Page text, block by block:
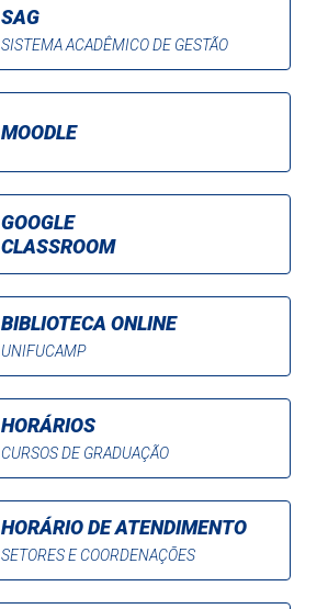
SAG
SISTEMA ACADÊMICO DE GESTÃO
MOODLE
GOOGLE
CLASSROOM
BIBLIOTECA ONLINE
UNIFUCAMP
HORÁRIOS
CURSOS DE GRADUAÇÃO
HORÁRIO DE ATENDIMENTO
SETORES E COORDENAÇÕES